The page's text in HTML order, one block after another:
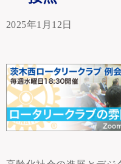
2025年1月12日